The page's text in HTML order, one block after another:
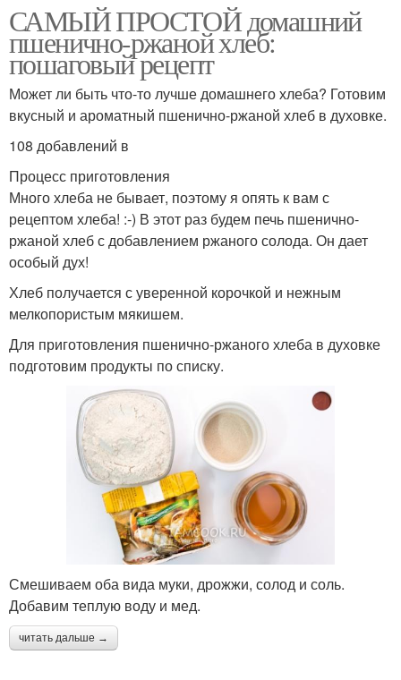
САМЫЙ ПРОСТОЙ домашний
пшенично-ржаной хлеб:
пошаговый рецепт
Может ли быть что-то лучше домашнего хлеба? Готовим
вкусный и ароматный пшенично-ржаной хлеб в духовке.
108 добавлений в
Процесс приготовления
Много хлеба не бывает, поэтому я опять к вам с
рецептом хлеба! :-) В этот раз будем печь пшенично-
ржаной хлеб с добавлением ржаного солода. Он дает
особый дух!
Хлеб получается с уверенной корочкой и нежным
мелкопористым мякишем.
Для приготовления пшенично-ржаного хлеба в духовке
подготовим продукты по списку.
Смешиваем оба вида муки, дрожжи, солод и соль.
Добавим теплую воду и мед.
читать дальше →